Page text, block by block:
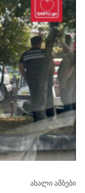
ახალი ამბები